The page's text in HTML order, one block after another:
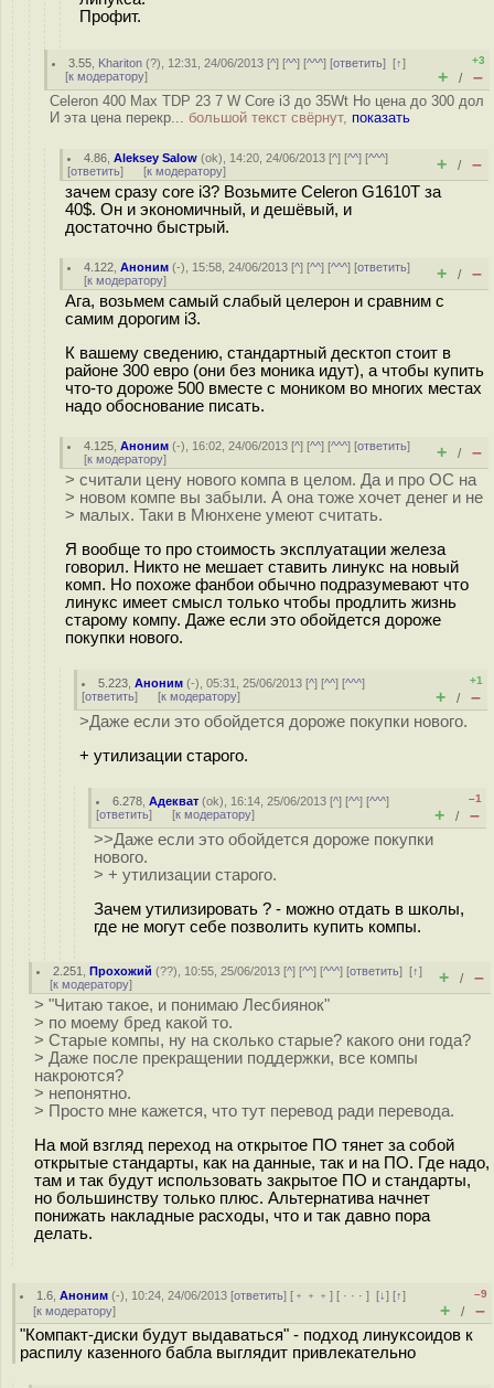
Профит.
3.55 Khariton (?), 12:31, 24/06/2013 [^] [^^] [^^^] [ответить][↑]
[к модератору]
+3
+ / –
Celeron 400 Max TDP 23 7 W Core i3 до 35Wt Но цена до 300 дол
И эта цена перекр... большой текст свёрнут, показать
4.86 ,Aleksey Salow (ok), 14:20, 24/06/2013 [^] [^^] [^^^]
[ответить] [к модератору] + / –
зачем сразу core i3? Возьмите Celeron G1610T за
40$. Он и экономичный, и дешёвый, и
достаточно быстрый.
4.122 ,Аноним (-), 15:58, 24/06/2013 [^] [^^] [^^^] [ответить]
[к модератору] + / –
Ага, возьмем самый слабый целерон и сравним с
самим дорогим i3.
К вашему сведению, стандартный десктоп стоит в
районе 300 евро (они без моника идут), а чтобы купить
что-то дороже 500 вместе с моником во многих местах
надо обоснование писать.
4.125 ,Аноним (-), 16:02, 24/06/2013 [^] [^^] [^^^] [ответить]
[к модератору] + / –
> считали цену нового компа в целом. Да и про ОС на
> новом компе вы забыли. А она тоже хочет денег и не
> малых. Таки в Мюнхене умеют считать.
Я вообще то про стоимость эксплуатации железа
говорил. Никто не мешает ставить линукс на новый
комп. Но похоже фанбои обычно подразумевают что
линукс имеет смысл только чтобы продлить жизнь
старому компу. Даже если это обойдется дороже
покупки нового.
5.223 ,Аноним (-), 05:31, 25/06/2013 [^] [^^] [^^^]
[ответить] [к модератору]
+1
+ / –
>Даже если это обойдется дороже покупки нового.
+ утилизации старого.
6.278 ,Адекват (ok), 16:14, 25/06/2013 [^] [^^] [^^^]
[ответить] [к модератору]
–1
+ / –
>>Даже если это обойдется дороже покупки
нового.
> + утилизации старого.
Зачем утилизировать ? - можно отдать в школы,
где не могут себе позволить купить компы.
2.251 ,Прохожий (??), 10:55, 25/06/2013 [^] [^^] [^^^] [ответить][↑]
[к модератору] + / –
> "Читаю такое, и понимаю Лесбиянок"
> по моему бред какой то.
> Старые компы, ну на сколько старые? какого они года?
> Даже после прекращении поддержки, все компы
накроются?
> непонятно.
> Просто мне кажется, что тут перевод ради перевода.
На мой взгляд переход на открытое ПО тянет за собой
открытые стандарты, как на данные, так и на ПО. Где надо,
там и так будут использовать закрытое ПО и стандарты,
но большинству только плюс. Альтернатива начнет
понижать накладные расходы, что и так давно пора
делать.
1.6 ,Аноним (-), 10:24, 24/06/2013 [ответить] [ ﹢﹢﹢] [ · · ·][↓] [↑]
[к модератору]
–9
+ / –
"Компакт-диски будут выдаваться" - подход линуксоидов к
распилу казенного бабла выглядит привлекательно